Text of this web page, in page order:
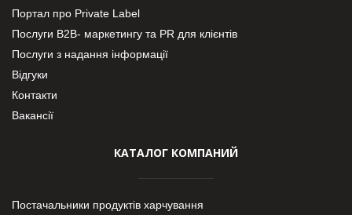
Портал про Private Label
Послуги В2В- маркетингу та PR для клієнтів
Послуги з надання інформації
Відгуки
Контакти
Вакансії
КАТАЛОГ КОМПАНИЙ
Постачальники продуктів харчування